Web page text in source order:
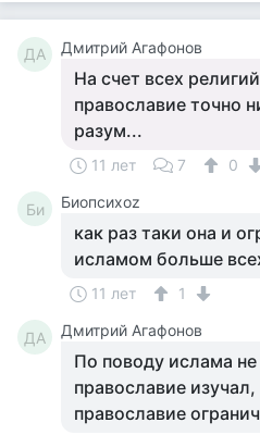
ДА Дмитрий Агафонов
На счет всех
православие точно
разум...
11 лет 7 0
Би Биопсихоz
как раз таки она и
исламом больше
11 лет 1
ДА Дмитрий Агафонов
По поводу ислама не
православие
православие